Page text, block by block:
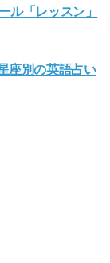
ル「レッスン」
座別の英語占い